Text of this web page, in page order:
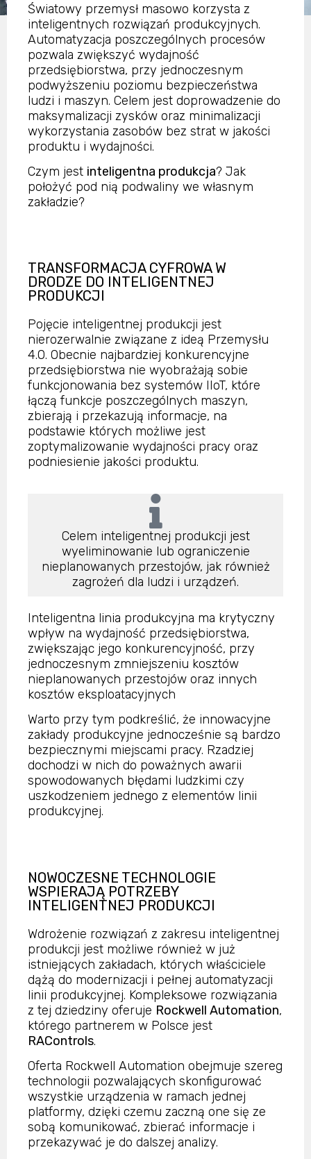
Światowy przemysł masowo korzysta z
inteligentnych rozwiązań produkcyjnych.
Automatyzacja poszczególnych procesów
pozwala zwiększyć wydajność
przedsiębiorstwa, przy jednoczesnym
podwyższeniu poziomu bezpieczeństwa
ludzi i maszyn. Celem jest doprowadzenie do
maksymalizacji zysków oraz minimalizacji
wykorzystania zasobów bez strat w jakości
produktu i wydajności.
Czym jest inteligentna produkcja? Jak
położyć pod nią podwaliny we własnym
zakładzie?
TRANSFORMACJA CYFROWA W
DRODZE DO INTELIGENTNEJ
PRODUKCJI
Pojęcie inteligentnej produkcji jest
nierozerwalnie związane z ideą Przemysłu
4.0. Obecnie najbardziej konkurencyjne
przedsiębiorstwa nie wyobrażają sobie
funkcjonowania bez systemów IIoT, które
łączą funkcje poszczególnych maszyn,
zbierają i przekazują informacje, na
podstawie których możliwe jest
zoptymalizowanie wydajności pracy oraz
podniesienie jakości produktu.
Celem inteligentnej produkcji jest
wyeliminowanie lub ograniczenie
nieplanowanych przestojów, jak również
zagrożeń dla ludzi i urządzeń.
Inteligentna linia produkcyjna ma krytyczny
wpływ na wydajność przedsiębiorstwa,
zwiększając jego konkurencyjność, przy
jednoczesnym zmniejszeniu kosztów
nieplanowanych przestojów oraz innych
kosztów eksploatacyjnych
Warto przy tym podkreślić, że innowacyjne
zakłady produkcyjne jednocześnie są bardzo
bezpiecznymi miejscami pracy. Rzadziej
dochodzi w nich do poważnych awarii
spowodowanych błędami ludzkimi czy
uszkodzeniem jednego z elementów linii
produkcyjnej.
NOWOCZESNE TECHNOLOGIE
WSPIERAJĄ POTRZEBY
INTELIGENTNEJ PRODUKCJI
Wdrożenie rozwiązań z zakresu inteligentnej
produkcji jest możliwe również w już
istniejących zakładach, których właściciele
dążą do modernizacji i pełnej automatyzacji
linii produkcyjnej. Kompleksowe rozwiązania
z tej dziedziny oferuje Rockwell Automation,
którego partnerem w Polsce jest
RAControls.
Oferta Rockwell Automation obejmuje szereg
technologii pozwalających skonfigurować
wszystkie urządzenia w ramach jednej
platformy, dzięki czemu zaczną one się ze
sobą komunikować, zbierać informacje i
przekazywać je do dalszej analizy.